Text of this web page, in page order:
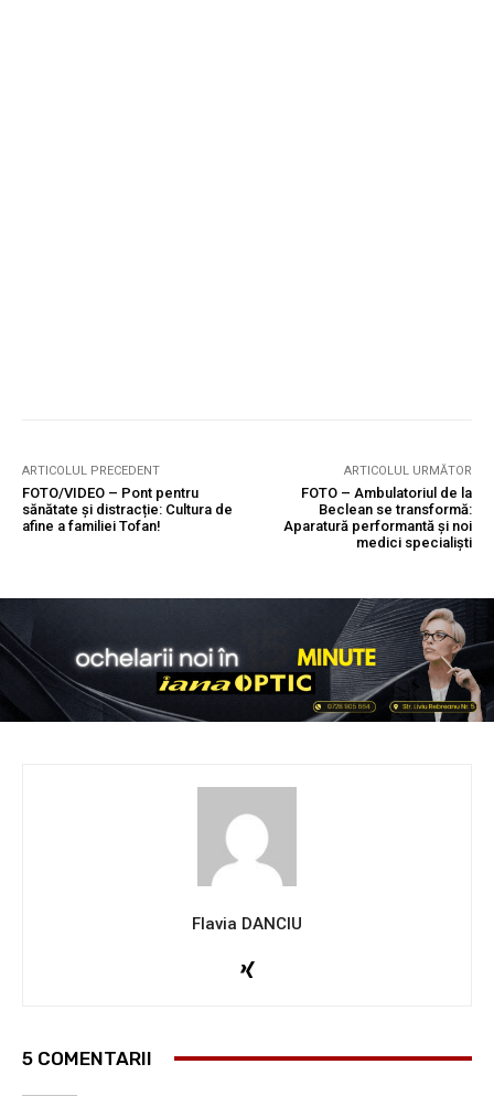
ARTICOLUL PRECEDENT
FOTO/VIDEO – Pont pentru
sănătate și distracție: Cultura de
afine a familiei Tofan!
ARTICOLUL URMĂTOR
FOTO – Ambulatoriul de la
Beclean se transformă:
Aparatură performantă și noi
medici specialiști
Flavia DANCIU
5 COMENTARII